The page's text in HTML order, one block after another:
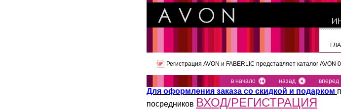
Регистрация AVON и FABERLIC представляет каталог AVON
в начало назад вперед
Для оформления заказа со скидкой и подарком
посредников ВХОД/РЕГИСТРАЦИЯ